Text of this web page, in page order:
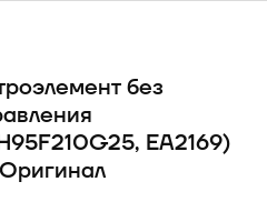
без
EA2169)